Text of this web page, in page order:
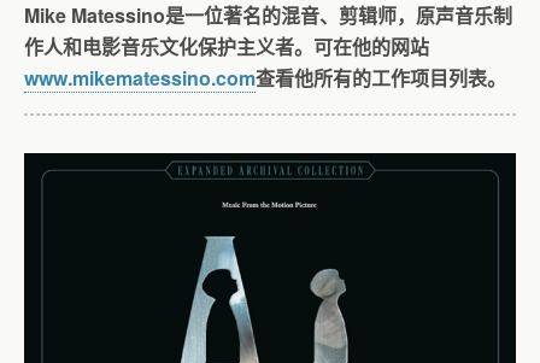
Mike Matessino是一位著名的混音、剪辑师，原声音乐制
作人和电影音乐文化保护主义者。可在他的网站
www.mikematessino.com查看他所有的工作项目列表。